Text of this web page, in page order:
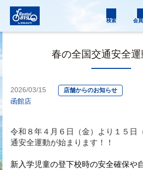
検索 会
春の全国交通安全運
2026/03/15 店舗からのお知らせ
函館店
令和８年４月６日（金）より１５日
通安全運動が始まります！！
新入学児童の登下校時の安全確保や